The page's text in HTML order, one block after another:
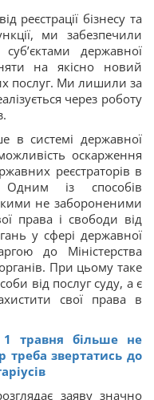
реєстрації бізнесу та
ми забезпечили
державної
на якісно новий
послуг. Ми лишили за
через роботу
системі державної
оскарження
реєстраторів в
Одним із способів
не забороненими
права і свободи від
у сфері державної
до Міністерства
При цьому таке
від послуг суду, а є
свої права в
травня більше не
треба звертатись до
заяву значно